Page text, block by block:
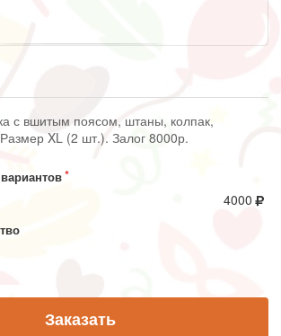
с вшитым поясом, штаны, колпак,
XL (2 шт.). Залог 8000р.
4000
Заказать